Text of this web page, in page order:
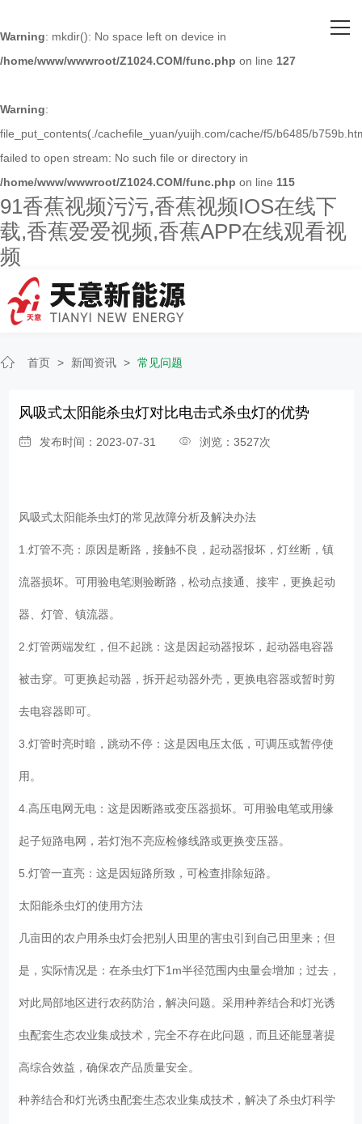
Warning: mkdir(): No space left on device in
/home/www/wwwroot/Z1024.COM/func.php on line 127
Warning:
file_put_contents(./cachefile_yuan/yuijh.com/cache/f5/b6485/
failed to open stream: No such file or directory in
/home/www/wwwroot/Z1024.COM/func.php on line 115
91香蕉视频污污,香蕉视频IOS在线下
载,香蕉爱爱视频,香蕉APP在线观看视
频
关于91香蕉视频污污
主营产品
人才招聘
新闻资讯
联系91香蕉视频污污
首页 > 新闻资讯 > 常见问题
风吸式太阳能杀虫灯对比电击式杀虫灯的优势
发布时间：2023-07-31 浏览：3527次
风吸式太阳能杀虫灯的常见故障分析及解决办法
1.灯管不亮：原因是断路，接触不良，起动器报坏，灯丝断，镇
流器损坏。可用验电笔测验断路，松动点接通、接牢，更换起动
器、灯管、镇流器。
2.灯管两端发红，但不起跳：这是因起动器报坏，起动器电容器
被击穿。可更换起动器，拆开起动器外壳，更换电容器或暂时剪
去电容器即可。
3.灯管时亮时暗，跳动不停：这是因电压太低，可调压或暂停使
用。
4.高压电网无电：这是因断路或变压器损坏。可用验电笔或用缘
起子短路电网，若灯泡不亮应检修线路或更换变压器。
5.灯管一直亮：这是因短路所致，可检查排除短路。
太阳能杀虫灯的使用方法
几亩田的农户用杀虫灯会把别人田里的害虫引到自己田里来；但
是，实际情况是：在杀虫灯下1m半径范围内虫量会增加；过去，
对此局部地区进行农药防治，解决问题。采用种养结合和灯光诱
虫配套生态农业集成技术，完全不存在此问题，而且还能显著提
高综合效益，确保农产品质量安全。
种养结合和灯光诱虫配套生态农业集成技术，解决了杀虫灯科学